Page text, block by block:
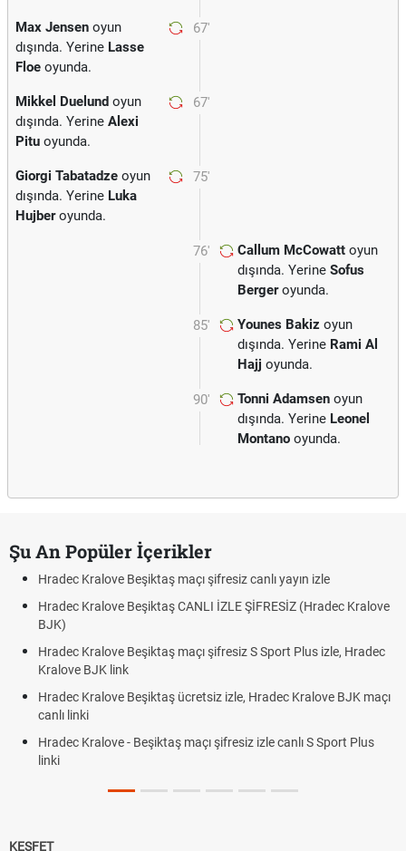
67'
Max Jensen oyun
dışında. Yerine Lasse
Floe oyunda.
67'
Mikkel Duelund oyun
dışında. Yerine Alexi
Pitu oyunda.
75'
Giorgi Tabatadze oyun
dışında. Yerine Luka
Hujberoyunda.
76' Callum McCowatt oyun
dışında. Yerine Sofus
Bergeroyunda.
85' Younes Bakiz oyun
dışında. Yerine Rami Al
Hajj oyunda.
90' Tonni Adamsen oyun
dışında. Yerine Leonel
Montano oyunda.
Şu An Popüler İçerikler
Hradec Kralove Beşiktaş maçı şifresiz canlı yayın izle
Hradec Kralove Beşiktaş CANLI İZLE ŞİFRESİZ (Hradec Kralove
BJK)
Hradec Kralove Beşiktaş maçı şifresiz S Sport Plus izle, Hradec
Kralove BJK link
Hradec Kralove Beşiktaş ücretsiz izle, Hradec Kralove BJK maçı
canlı linki
Hradec Kralove - Beşiktaş maçı şifresiz izle canlı S Sport Plus
linki
KEŞFET